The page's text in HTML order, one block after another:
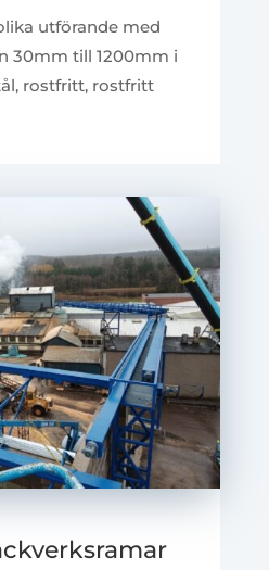
utförande med
30mm till 1200mm i
rostfritt, rostfritt